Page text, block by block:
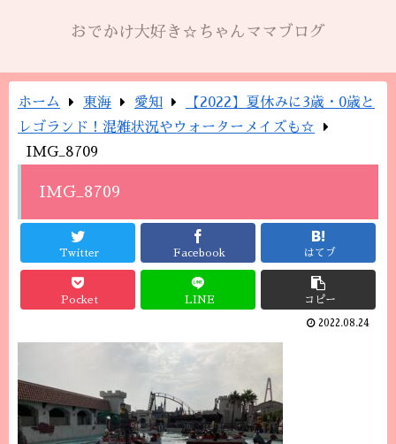
おでかけ大好き☆ちゃんママブログ
ホーム 東海 愛知
【2022】夏休みに3歳・0歳と
レゴランド！混雑状況やウォーターメイズも☆
IMG_8709
IMG_8709
Twitter Facebook はてブ
Pocket LINE コピー
2022.08.24